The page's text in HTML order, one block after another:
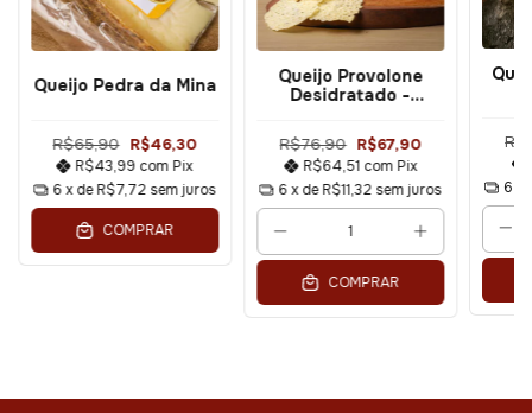
Queijo Pedra da Mina
R$65,90 R$46,30
R$43,99 com Pix
6x deR$7,72 sem juros
COMPRAR
Queijo Provolone
Desidratado -
R$76,90 R$67,90
R$64,51 com Pix
6 x deR$11,32 sem juros
COMPRAR
6